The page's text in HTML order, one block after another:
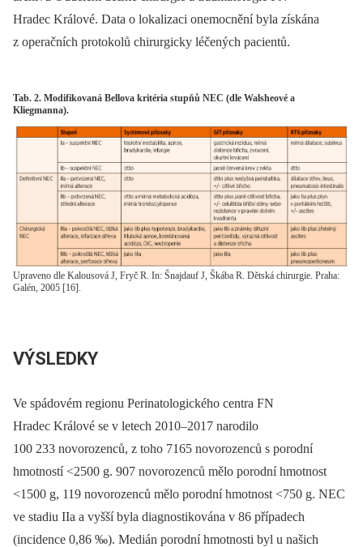
Hradec Králové. Data o lokalizaci onemocnění byla získána
z operačních protokolů chirurgicky léčených pacientů.
Tab. 2. Modifikovaná Bellova kritéria stupňů NEC (dle Walsheové a
Kliegmanna).
Upraveno dle Kalousová J, Fryč R. In: Šnajdauf J, Škába R. Dětská chirurgie. Praha:
Galén, 2005 [16].
VÝSLEDKY
Ve spádovém regionu Perinatologického centra FN
Hradec Králové se v letech 2010–2017 narodilo
100 233 novorozenců, z toho 7165 novorozenců s porodní
hmotností <2500 g. 907 novorozenců mělo porodní hmotnost
<1500 g, 119 novorozenců mělo porodní hmotnost <750 g. NEC
ve stadiu IIa a vyšší byla diagnostikována v 86 případech
(incidence 0,86 ‰). Medián porodní hmotnosti byl u našich